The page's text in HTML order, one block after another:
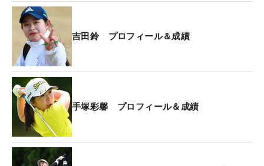
られ、「ショットが荒れていた」と振り返る一日。
プレー中には立て直すきっかけをつかもうとした
が、「改善できそうなポイントが見つかったり見つ
からなかったり、そういうのを繰り返して、結局見
つからないまま（終わってしまった）」と悔しさの
残る初日となってしまった。
それでも自身が課題として挙げる“メンタル面”では
よかったこともある。「うまくいかないショットが
多くてストレスがかかるなかで、耐えるプレーも出
吉田鈴 プロフィール＆成績
手塚彩馨 プロフィール＆成績